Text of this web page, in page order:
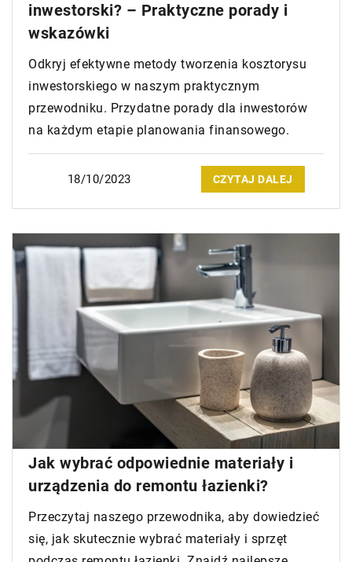
inwestorski? – Praktyczne porady i
wskazówki
Odkryj efektywne metody tworzenia kosztorysu
inwestorskiego w naszym praktycznym
przewodniku. Przydatne porady dla inwestorów
na każdym etapie planowania finansowego.
18/10/2023 CZYTAJ DALEJ
Jak wybrać odpowiednie materiały i
urządzenia do remontu łazienki?
Przeczytaj naszego przewodnika, aby dowiedzieć
się, jak skutecznie wybrać materiały i sprzęt